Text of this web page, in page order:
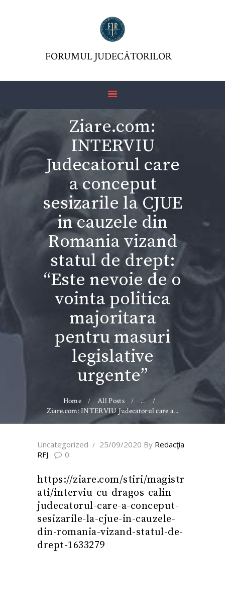
FORUMUL JUDECĂTORILOR
Ziare.com:
INTERVIU
Judecatorul care
a conceput
sesizarile la CJUE
in cauzele din
Romania vizand
statul de drept:
“Este nevoie de o
vointa politica
majoritara
pentru masuri
legislative
urgente”
Home All Posts
...
Ziare.com: INTERVIU Judecatorul care a...
FORUMUL JUDECĂTORILOR
FJR ASSOCIATION
JURISPRUDENCE
Uncategorized 25/09/2020 By Redacţia
RFJ
0
https://ziare.com/stiri/magistr
ati/interviu-cu-dragos-calin-
judecatorul-care-a-conceput-
sesizarile-la-cjue-in-cauzele-
din-romania-vizand-statul-de-
drept-1633279